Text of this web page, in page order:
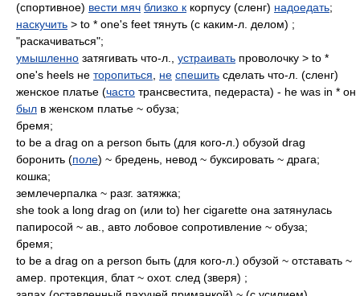
(спортивное) вести мяч близко к корпусу (сленг) надоедать;
наскучить > to * one's feet тянуть (с каким-л. делом) ;
"раскачиваться";
умышленно затягивать что-л., устраивать проволочку > to *
one's heels не торопиться не спешить сделать что-л. (сленг)
женское платье (часто трансвестита, педераста) - he was in * он
был в женском платье ~ обуза;
бремя;
to be a drag on a person быть (для кого-л.) обузой drag
боронить (поле) ~ бредень, невод ~ буксировать ~ драга;
кошка;
землечерпалка ~ разг. затяжка;
she took a long drag on (или to) her cigarette она затянулась
папиросой ~ ав., авто лобовое сопротивление ~ обуза;
бремя;
to be a drag on a person быть (для кого-л.) обузой ~ отставать ~
амер. протекция, блат ~ охот. след (зверя) ;